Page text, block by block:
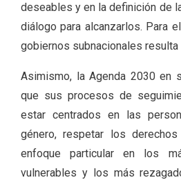
deseables y en la definición de
diálogo para alcanzarlos. Para
gobiernos subnacionales resulta
Asimismo, la Agenda 2030 en
que sus procesos de
estar centrados en las
género, respetar los
enfoque particular en los
vulnerables y los más